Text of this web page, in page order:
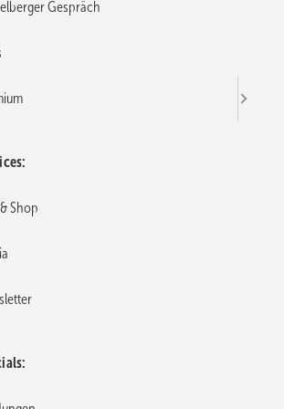
dass alle Patienten mit
(ITP) sich so schnell wie
19 impfen lassen sollten, erklärte
der Klinik für Innere Medizin II am
Uckermark in Schwedt/Oder auf dem
Update-Seminar am 25. und 26. März
Kontrolle nach der Impfung
kann aber bei folgenden Gruppen Kontrollen
einmal bedrohlich geblutet haben
Gespräch
Shop